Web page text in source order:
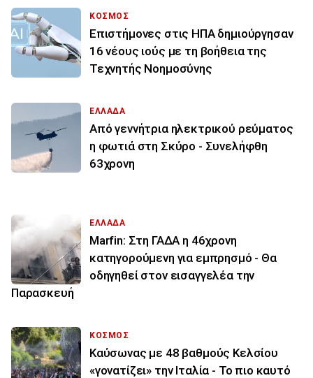
ΚΟΣΜΟΣ
Επιστήμονες στις ΗΠΑ δημιούργησαν
16 νέους ιούς με τη βοήθεια της
Τεχνητής Νοημοσύνης
ΕΛΛΑΔΑ
Από γεννήτρια ηλεκτρικού ρεύματος
η φωτιά στη Σκύρο - Συνελήφθη
63χρονη
ΕΛΛΑΔΑ
Marfin: Στη ΓΑΔΑ η 46χρονη
κατηγορούμενη για εμπρησμό - Θα
οδηγηθεί στον εισαγγελέα την
Παρασκευή
ΚΟΣΜΟΣ
Καύσωνας με 48 βαθμούς Κελσίου
«γονατίζει» την Ιταλία - Το πιο καυτό